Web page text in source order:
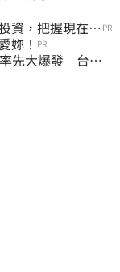
資，把握現在不 PR
妳！ PR
先大爆發 台股